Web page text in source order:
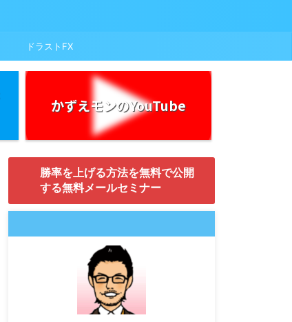
ドラストFX
かずえモンのYouTube
勝率を上げる方法を無料で公開
する無料メールセミナー